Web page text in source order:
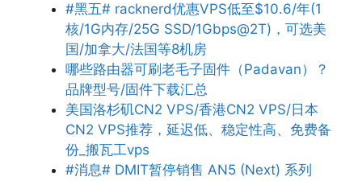
#黑五# racknerd优惠VPS低至$10.6/年(1
核/1G内存/25G SSD/1Gbps@2T)，可选美
国/加拿大/法国等8机房
哪些路由器可刷老毛子固件（Padavan）？
品牌型号/固件下载汇总
美国洛杉矶CN2 VPS/香港CN2 VPS/日本
CN2 VPS推荐，延迟低、稳定性高、免费备
份_搬瓦工vps
#消息# DMIT暂停销售 AN5 (Next) 系列